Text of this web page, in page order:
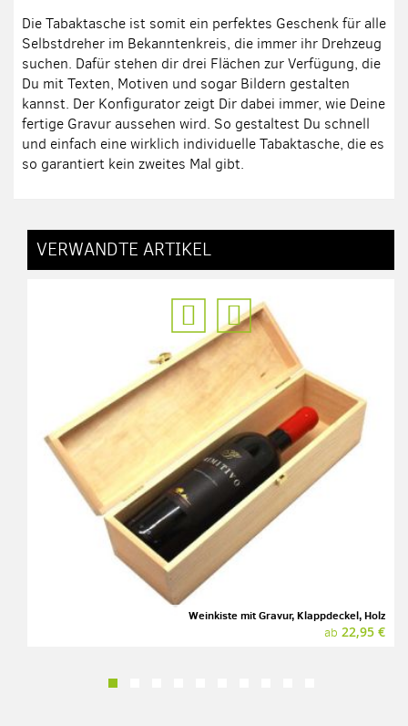
Die Tabaktasche ist somit ein perfektes Geschenk für alle
Selbstdreher im Bekanntenkreis, die immer ihr Drehzeug
suchen. Dafür stehen dir drei Flächen zur Verfügung, die
Du mit Texten, Motiven und sogar Bildern gestalten
kannst. Der Konfigurator zeigt Dir dabei immer, wie Deine
fertige Gravur aussehen wird. So gestaltest Du schnell
und einfach eine wirklich individuelle Tabaktasche, die es
so garantiert kein zweites Mal gibt.
VERWANDTE ARTIKEL
Weinkiste mit Gravur, Klappdeckel, Holz
ab 22,95 €